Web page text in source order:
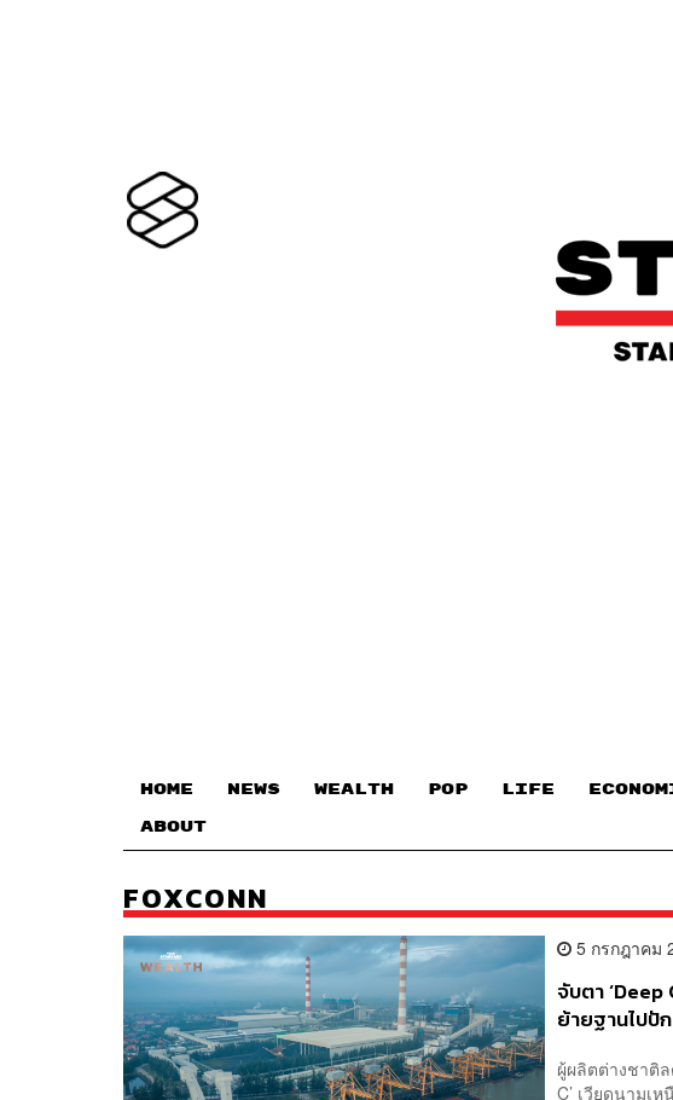
HOME NEWS WEALTH POP LIFE
ABOUT
FOXCONN
5 กรกฎาคม
จับตา
ย้ายฐานไปปั
ผู้ผลิตต่างชาติ
C’ เวียดนามเ